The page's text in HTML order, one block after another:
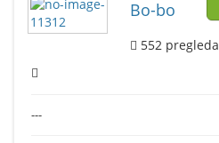
Bo-bo
552 pregleda
---